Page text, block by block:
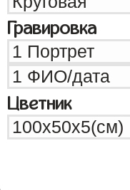
Гравировка
Цветник